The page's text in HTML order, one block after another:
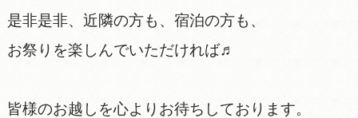
是非是非、近隣の方も、宿泊の方も、
お祭りを楽しんでいただければ♬
皆様のお越しを心よりお待ちしております。